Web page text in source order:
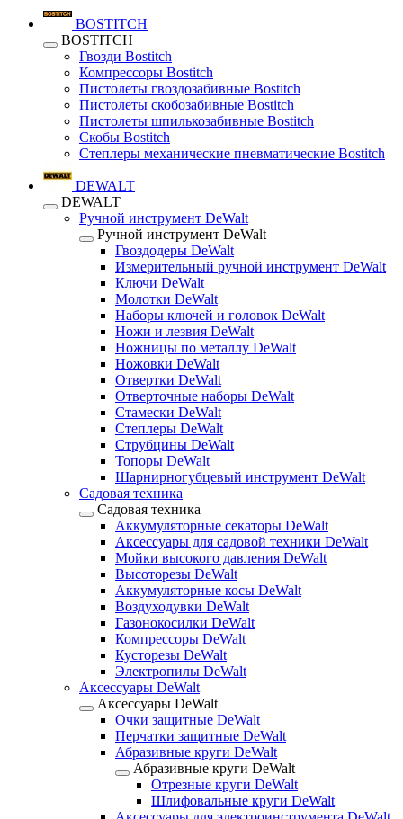
BOSTITCH
BOSTITCH
Гвозди Bostitch
Компрессоры Bostitch
Пистолеты гвоздозабивные Bostitch
Пистолеты скобозабивные Bostitch
Пистолеты шпилькозабивные Bostitch
Скобы Bostitch
Степлеры механические пневматические Bostitch
DEWALT
DEWALT
Ручной инструмент DeWalt
Ручной инструмент DeWalt
Гвоздодеры DeWalt
Измерительный ручной инструмент DeWalt
Ключи DeWalt
Молотки DeWalt
Наборы ключей и головок DeWalt
Ножи и лезвия DeWalt
Ножницы по металлу DeWalt
Ножовки DeWalt
Отвертки DeWalt
Отверточные наборы DeWalt
Стамески DeWalt
Степлеры DeWalt
Струбцины DeWalt
Топоры DeWalt
Шарнирногубцевый инструмент DeWalt
Садовая техника
Садовая техника
Аккумуляторные секаторы DeWalt
Аксессуары для садовой техники DeWalt
Мойки высокого давления DeWalt
Высоторезы DeWalt
Аккумуляторные косы DeWalt
Воздуходувки DeWalt
Газонокосилки DeWalt
Компрессоры DeWalt
Кусторезы DeWalt
Электропилы DeWalt
Аксессуары DeWalt
Аксессуары DeWalt
Очки защитные DeWalt
Перчатки защитные DeWalt
Абразивные круги DeWalt
Абразивные круги DeWalt
Отрезные круги DeWalt
Шлифовальные круги DeWalt